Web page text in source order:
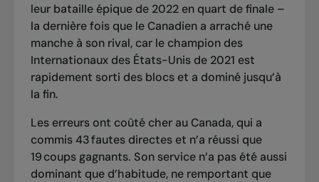
leur bataille épique de 2022 en quart de finale–
la dernière fois que le Canadien a arraché une
manche à son rival, car le champion des
Internationaux des États-Unis de 2021 est
rapidement sorti des blocs et a dominé jusqu’à
la fin.
Les erreurs ont coûté cher au Canada, qui a
commis 43 fautes directes et n’a réussi que
19 coups gagnants. Son service n’a pas été aussi
dominant que d’habitude, ne remportant que